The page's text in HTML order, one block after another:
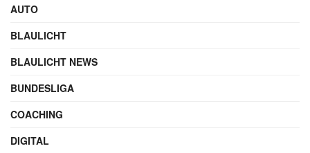
AUTO
BLAULICHT
BLAULICHT NEWS
BUNDESLIGA
COACHING
DIGITAL